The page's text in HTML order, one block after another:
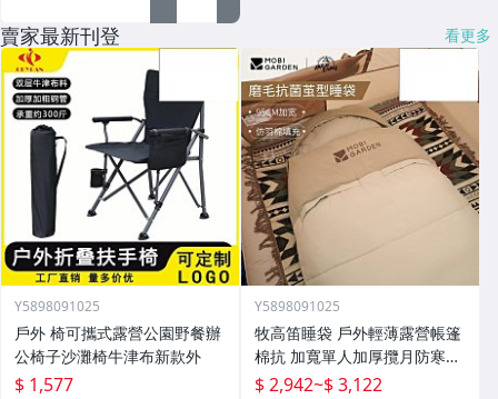
賣家最新刊登 看更多
Y5898091025
戶外 椅可攜式露營公園野餐辦
公椅子沙灘椅牛津布新款外
$ 1,577
Y5898091025
牧高笛睡袋 戶外輕薄露營帳篷
棉抗 加寬單人加厚攬月防寒被
子
$ 2,942~$ 3,122